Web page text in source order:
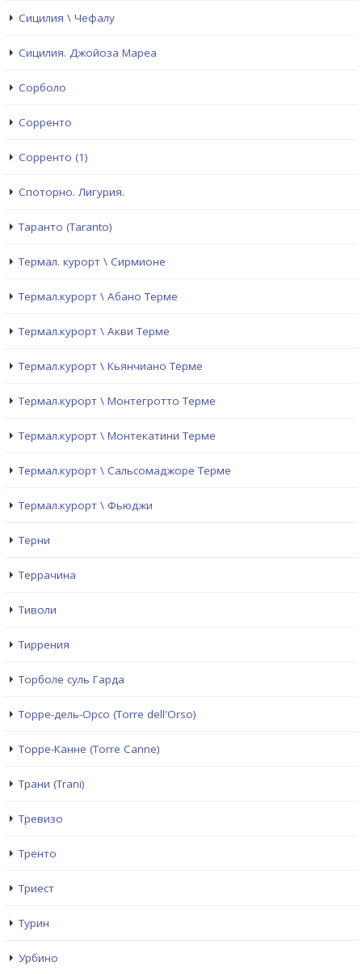
Сицилия \ Чефалу
Сицилия. Джойоза Мареа
Сорболо
Сорренто
Сорренто (1)
Споторно. Лигурия.
Таранто (Taranto)
Термал. курорт \ Сирмионе
Термал.курорт \ Абано Терме
Термал.курорт \ Акви Терме
Термал.курорт \ Кьянчиано Терме
Термал.курорт \ Монтегротто Терме
Термал.курорт \ Монтекатини Терме
Термал.курорт \ Сальсомаджоре Терме
Термал.курорт \ Фьюджи
Терни
Террачина
Тиволи
Тиррения
Торболе суль Гарда
Торре-дель-Орсо (Torre dell'Orso)
Торре-Канне (Torre Canne)
Трани (Trani)
Тревизо
Тренто
Триест
Турин
Урбино